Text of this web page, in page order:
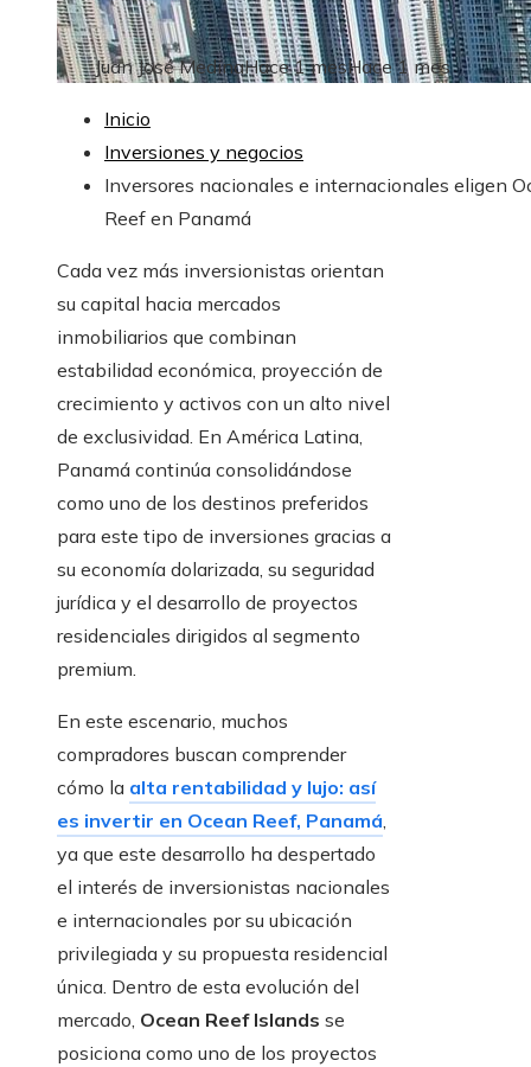
Juan José MedinaHace 1 mesHace 1 mes
Inicio
Inversiones y negocios
Inversores nacionales e internacionales eligen
Reef en Panamá
Cada vez más inversionistas orientan
su capital hacia mercados
inmobiliarios que combinan
estabilidad económica, proyección de
crecimiento y activos con un alto nivel
de exclusividad. En América Latina,
Panamá continúa consolidándose
como uno de los destinos preferidos
para este tipo de inversiones gracias a
su economía dolarizada, su seguridad
jurídica y el desarrollo de proyectos
residenciales dirigidos al segmento
premium.
En este escenario, muchos
compradores buscan comprender
cómo la alta rentabilidad y lujo: así
es invertir en Ocean Reef, Panamá,
ya que este desarrollo ha despertado
el interés de inversionistas nacionales
e internacionales por su ubicación
privilegiada y su propuesta residencial
única. Dentro de esta evolución del
mercado, Ocean Reef Islands se
posiciona como uno de los proyectos